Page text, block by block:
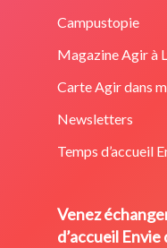
Campustopie
Magazine Agir à
Carte Agir dans
Newsletters
Temps d’accueil
Venez
d’accueil Envie